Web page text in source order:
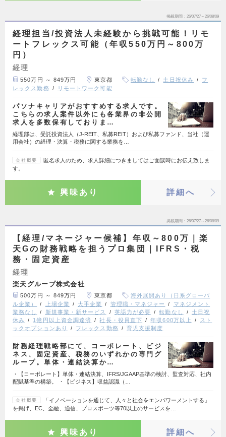
掲載期間 26/07/27～26/08/09
経理担当/投資法人未経験から挑戦可能！リモ
ートフレックス可能（年収550万円～800万
円）
経理
550万円 ～ 849万円 東京都 転勤なし 土日祝休み
フ
レックス勤務
リモートワーク可能
パソナキャリアがおすすめする求人です。
こちらの求人案件以外にも各業界の非公開
求人を多数保有しておりま…
経理部は、受託投資法人（J-REIT、私募REIT）および私募ファンド、当社（運
用会社）の経理・決算・税務に関する業務を…
会社概要
匿名求人のため、求人詳細につきましてはご面談時にお伝え致しま
す。
興味あり 詳細へ
掲載期間 26/07/27～26/08/09
【経理/マネージャー候補】年収～800万｜楽
天Gの財務戦略を担うプロ集団｜IFRS・税
務・固定資産
経理
楽天グループ株式会社
500万円 ～ 849万円 東京都
海外展開あり（日系グローバ
ル企業）
上場企業 大手企業 管理職・マネジャー
マネジメント
業務なし
新規事業・新サービス 英語力が必要 転勤なし
土日祝
休み
1億円以上資金調達済 社長・役員直下 年収600万以上
スト
ックオプションあり
フレックス勤務 育児支援制度
財務経理戦略部にて、コーポレート、ビジ
ネス、固定資産、税務のいずれかの専門グ
ループ。単体・連結決算か…
・【コーポレート】単体・連結決算、IFRS/JGAAP基準の検討、監査対応、社内
配賦基準の構築。 ・【ビジネス】収益認識（…
会社概要
「イノベーションを通じて、人々と社会をエンパワーメントする」
を掲げ、EC、金融、通信、プロスポーツ等70以上のサービスを…
興味あり 詳細へ